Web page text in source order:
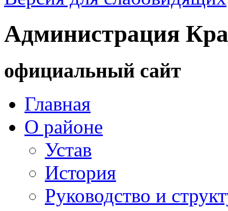
Администрация
официальный сайт
Главная
О районе
Устав
История
Руководство и